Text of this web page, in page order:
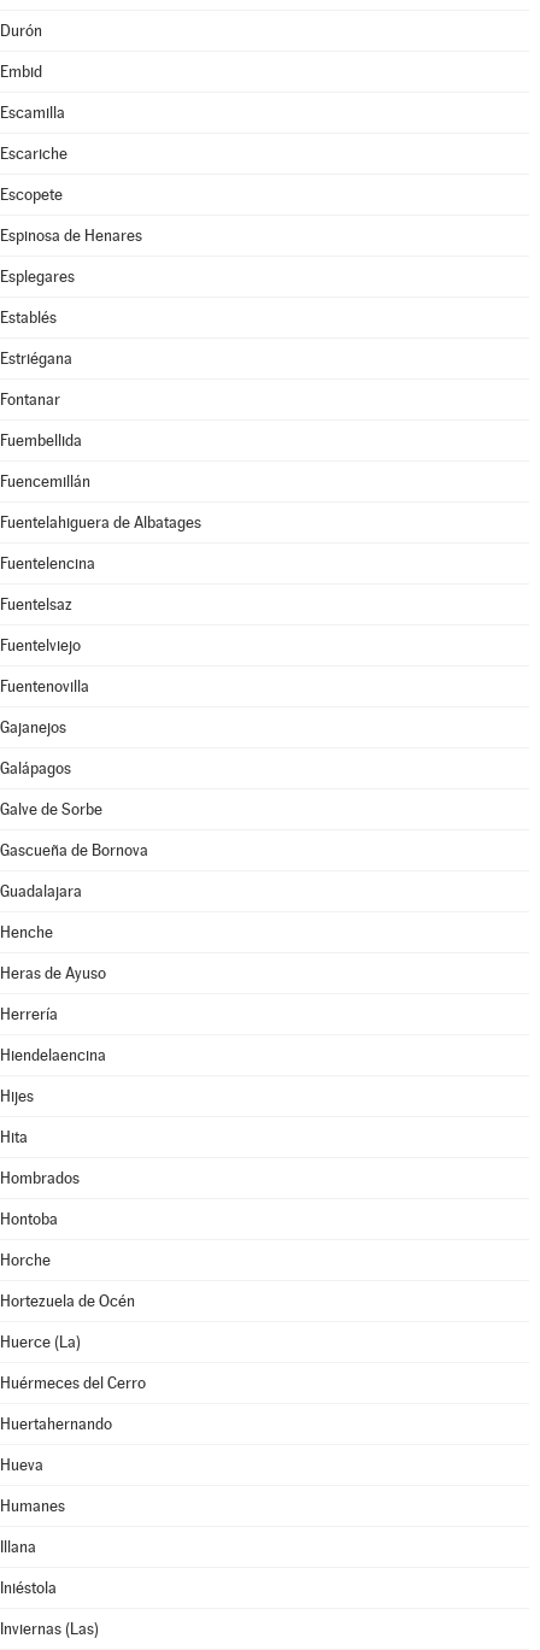
Durón
Embid
Escamilla
Escariche
Escopete
Espinosa de Henares
Esplegares
Establés
Estriégana
Fontanar
Fuembellida
Fuencemillán
Fuentelahiguera de Albatages
Fuentelencina
Fuentelsaz
Fuentelviejo
Fuentenovilla
Gajanejos
Galápagos
Galve de Sorbe
Gascueña de Bornova
Guadalajara
Henche
Heras de Ayuso
Herrería
Hiendelaencina
Hijes
Hita
Hombrados
Hontoba
Horche
Hortezuela de Océn
Huerce (La)
Huérmeces del Cerro
Huertahernando
Hueva
Humanes
Illana
Iniéstola
Inviernas (Las)